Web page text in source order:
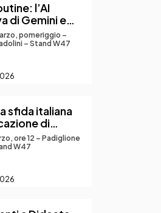
l’AI
di Gemini e
come leva
pomeriggio –
– Stand W47
sfida italiana
di
ore 12 – Padiglione
W47